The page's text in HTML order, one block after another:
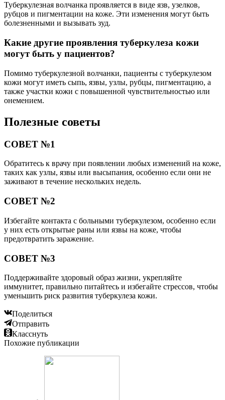
Туберкулезная волчанка проявляется в виде язв, узелков,
рубцов и пигментации на коже. Эти изменения могут быть
болезненными и вызывать зуд.
Какие другие проявления туберкулеза кожи
могут быть у пациентов?
Помимо туберкулезной волчанки, пациенты с туберкулезом
кожи могут иметь сыпь, язвы, узлы, рубцы, пигментацию, а
также участки кожи с повышенной чувствительностью или
онемением.
Полезные советы
СОВЕТ №1
Обратитесь к врачу при появлении любых изменений на коже,
таких как узлы, язвы или высыпания, особенно если они не
заживают в течение нескольких недель.
СОВЕТ №2
Избегайте контакта с больными туберкулезом, особенно если
у них есть открытые раны или язвы на коже, чтобы
предотвратить заражение.
СОВЕТ №3
Поддерживайте здоровый образ жизни, укрепляйте
иммунитет, правильно питайтесь и избегайте стрессов, чтобы
уменьшить риск развития туберкулеза кожи.
Поделиться
Отправить
Класснуть
Похожие публикации